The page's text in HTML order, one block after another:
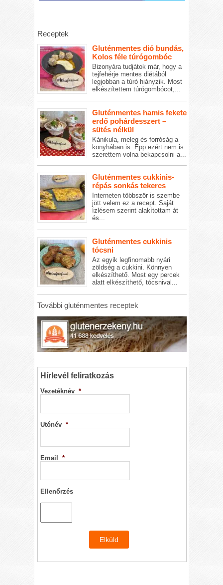
Receptek
Gluténmentes dió bundás,
Kolos féle túrógombóc
Bizonyára tudjátok már, hogy a
tejfehérje mentes diétából
legjobban a túró hiányzik. Most
elkészítettem túrógombócot,...
Gluténmentes hamis fekete
erdő pohárdesszert –
sütés nélkül
Kánikula, meleg és forróság a
konyhában is. Épp ezért nem is
szerettem volna bekapcsolni a...
Gluténmentes cukkinis-
répás sonkás tekercs
Interneten többször is szembe
jött velem ez a recept. Saját
ízlésem szerint alakítottam át
és...
Gluténmentes cukkinis
tócsni
Az egyik legfinomabb nyári
zöldség a cukkini. Könnyen
elkészíthető. Most egy percek
alatt elkészíthető, tócsnival...
További gluténmentes receptek
Hírlevél feliratkozás
Vezetéknév *
Utónév *
Email *
Ellenőrzés